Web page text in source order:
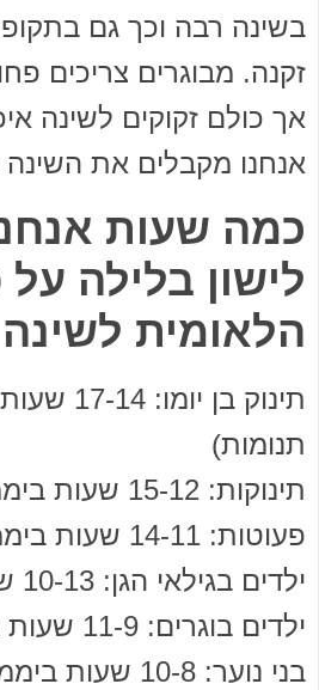
בשינה רבה וכך גם
זקנה. מבוגרים צריכים
אך כולם זקוקים לשינה
אנחנו מקבלים את השינה
כמה שעות
לישון בלילה על
הלאומית לשינה
תינוק בן
תנומות)
תינוקות: 15-12 שעות ביממה
פעוטות: 14-11 שעות ביממה
ילדים בגילאי הגן: 10-13 שעות ביממה
ילדים בוגרים: 11-9 שעות ביממה
בני נוער: 10-8 שעות ביממה